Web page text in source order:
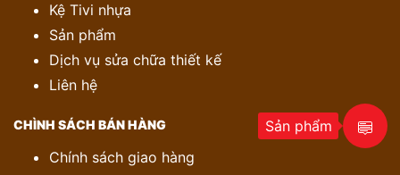
Kệ Tivi nhựa
Sản phẩm
Dịch vụ sửa chữa thiết kế
Liên hệ
CHÌNH SÁCH BÁN HÀNG
Chính sách giao hàng
Sản phẩm